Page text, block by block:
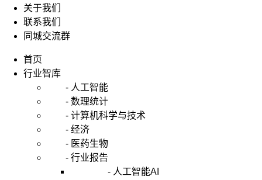
关于我们
联系我们
同城交流群
首页
行业智库
- 人工智能
- 数理统计
- 计算机科学与技术
- 经济
- 医药生物
- 行业报告
- 人工智能AI